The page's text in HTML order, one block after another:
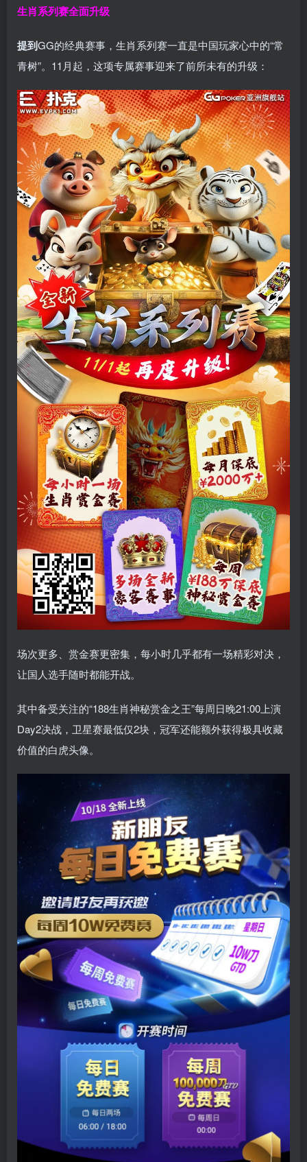
生肖系列赛全面升级
提到GG的经典赛事，生肖系列赛一直是中国玩家心中的“常
青树”。11月起，这项专属赛事迎来了前所未有的升级：
场次更多、赏金赛更密集，每小时几乎都有一场精彩对决，
让国人选手随时都能开战。
其中备受关注的“188生肖神秘赏金之王”每周日晚21:00上演
Day2决战，卫星赛最低仅2块，冠军还能额外获得极具收藏
价值的白虎头像。